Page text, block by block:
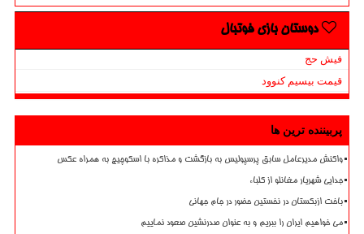
دوستان بازی فوتبال
فیش حج
قیمت بیسیم کنوود
پربیننده ترین ها
واکنش مدیرعامل سابق پرسپولیس به بازگشت و مذاکره با اسکوچیچ به همراه عکس
جدایی شهریار مغانلو از کلباء
باخت ازبکستان در نخستین حضور در جام جهانی
می خواهیم ایران را ببریم و به عنوان صدرنشین صعود نماییم